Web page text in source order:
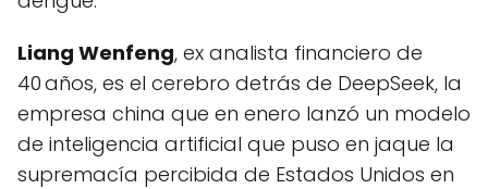
Liang Wenfeng, ex analista financiero de
40 años, es el cerebro detrás de DeepSeek, la
empresa china que en enero lanzó un modelo
de inteligencia artificial que puso en jaque la
supremacía percibida de Estados Unidos en